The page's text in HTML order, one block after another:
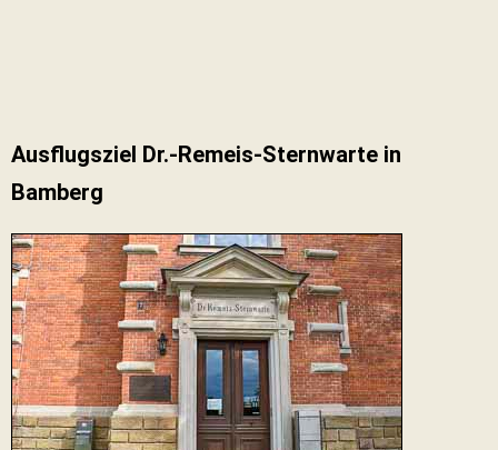
Ausflugsziel Dr.-Remeis-Sternwarte in
Bamberg